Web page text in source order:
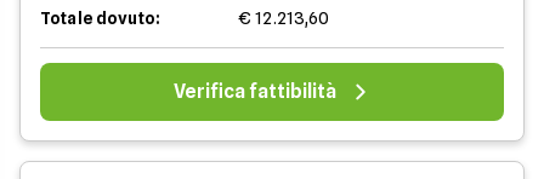
Totale dovuto:
€ 12.213,60
Verifica fattibilità